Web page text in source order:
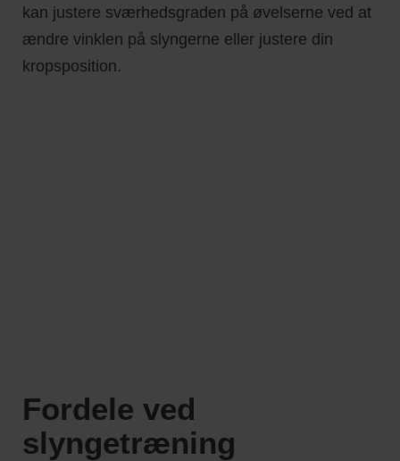
kan justere sværhedsgraden på øvelserne ved at
ændre vinklen på slyngerne eller justere din
kropsposition.
Fordele ved
slyngetræning